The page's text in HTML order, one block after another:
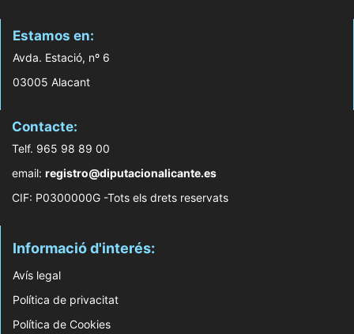
Estamos en:
Avda. Estació, nº 6
03005 Alacant
Contacte:
Telf. 965 98 89 00
email: registro@diputacionalicante.es
CIF: P0300000G -Tots els drets reservats
Informació d'interés:
Avís legal
Política de privacitat
Política de Cookies